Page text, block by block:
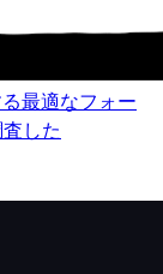
最適なフォー
した